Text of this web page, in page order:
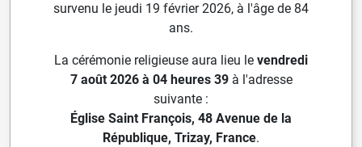
survenu le jeudi 19 février 2026, à l'âge de 84
ans.
La cérémonie religieuse aura lieu le vendredi
7 août 2026 à 04 heures 39à l'adresse
suivante :
Église Saint François, 48 Avenue de la
République, Trizay, France.